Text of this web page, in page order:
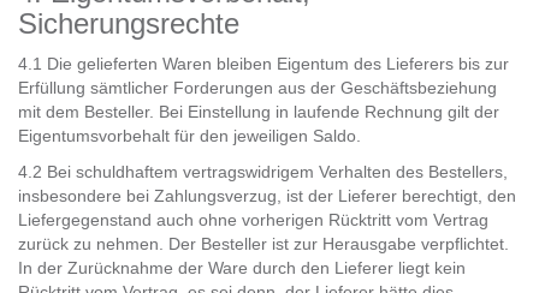
Sicherungsrechte
4.1 Die gelieferten Waren bleiben Eigentum des Lieferers bis zur
Erfüllung sämtlicher Forderungen aus der Geschäftsbeziehung
mit dem Besteller. Bei Einstellung in laufende Rechnung gilt der
Eigentumsvorbehalt für den jeweiligen Saldo.
4.2 Bei schuldhaftem vertragswidrigem Verhalten des Bestellers,
insbesondere bei Zahlungsverzug, ist der Lieferer berechtigt, den
Liefergegenstand auch ohne vorherigen Rücktritt vom Vertrag
zurück zu nehmen. Der Besteller ist zur Herausgabe verpflichtet.
In der Zurücknahme der Ware durch den Lieferer liegt kein